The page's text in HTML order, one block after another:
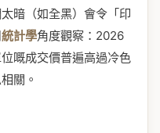
暗（如全黑）會令「印
統計學角度觀察：2026
嘅成交價普遍高過冷色
關。